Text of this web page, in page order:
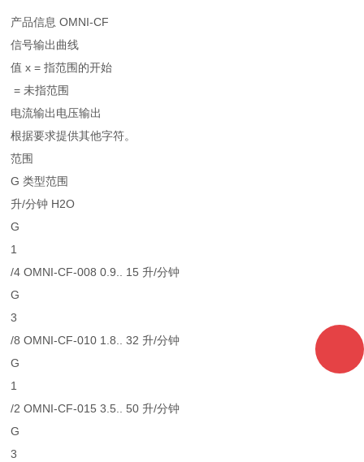
产品信息 OMNI-CF
信号输出曲线
值 x = 指范围的开始
= 未指范围
电流输出电压输出
根据要求提供其他字符。
范围
G 类型范围
升/分钟 H2O
G
1
/4 OMNI-CF-008 0.9.. 15 升/分钟
G
3
/8 OMNI-CF-010 1.8.. 32 升/分钟
G
1
/2 OMNI-CF-015 3.5.. 50 升/分钟
G
3